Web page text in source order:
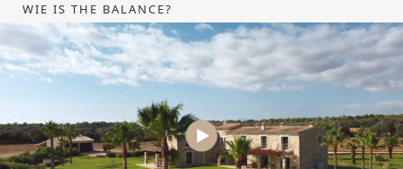
WIE IS THE BALANCE?